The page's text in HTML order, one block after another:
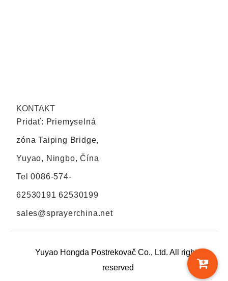
KONTAKT
Pridať: Priemyselná
zóna Taiping Bridge,
Yuyao, Ningbo, Čína
Tel 0086-574-
62530191 62530199
sales@sprayerchina.net
Yuyao Hongda Postrekovač Co., Ltd. All rights
reserved